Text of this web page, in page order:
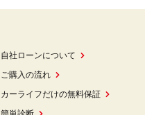
自社ローンについて
ご購入の流れ
カーライフだけの無料保証